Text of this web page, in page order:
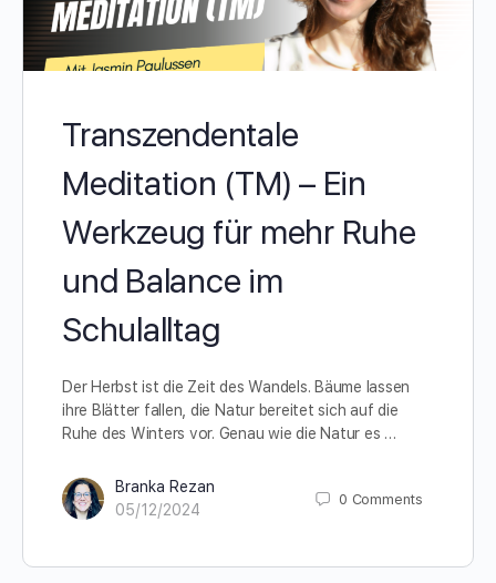
Transzendentale
Meditation (TM) – Ein
Werkzeug für mehr Ruhe
und Balance im
Schulalltag
Der Herbst ist die Zeit des Wandels. Bäume lassen
ihre Blätter fallen, die Natur bereitet sich auf die
Ruhe des Winters vor. Genau wie die Natur es …
Branka Rezan
05/12/2024
0 Comments